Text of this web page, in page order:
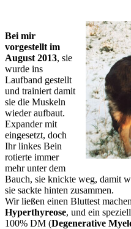
Bei mir
vorgestellt im
August 2013, sie
wurde ins
Laufband gestellt
und trainiert damit
sie die Muskeln
wieder aufbaut.
Expander mit
eingesetzt, doch
Ihr linkes Bein
rotierte immer
mehr unter dem
Bauch, sie knickte weg, damit
sie sackte hinten zusammen.
Wir ließen einen Bluttest
Hyperthyreose, und ein
100% DM (Degenerative